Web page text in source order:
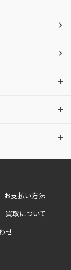
お支払い方法
買取について
せ